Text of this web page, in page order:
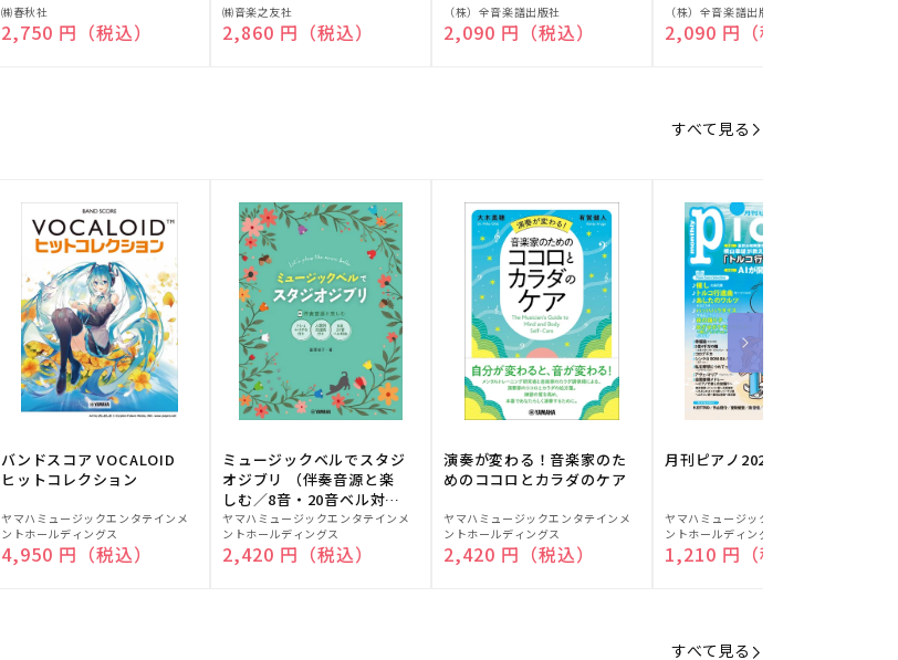
販
売
㈱春秋社
通常価格
2,750 円（税込）
販
売
㈱音楽之友社
通常価格
2,860 円（税込）
販
売
（株）全音楽譜出版社
通常価格
2,090 円（税込）
販
売
（株）全音楽譜出版社
通常価格
2,090 円（税込）
すべて見る
バンドスコア VOCALOID
ヒットコレクション
販
売
元:
ヤマハミュージックエンタテインメ
ントホールディングス
通常価格
4,950 円（税込）
ミュージックベルでスタジ
オジブリ （伴奏音源と楽
しむ／8音・20音ベル対応
／ドレミふりがな付）
販
売
元:
ヤマハミュージックエンタテインメ
ントホールディングス
通常価格
2,420 円（税込）
演奏が変わる！音楽家のた
めのココロとカラダのケア
販
売
元:
ヤマハミュージックエンタテインメ
ントホールディングス
通常価格
2,420 円（税込）
月刊ピアノ2026年8月号
販
売
元:
ヤマハミュージックエンタテインメ
ントホールディングス
通常価格
1,210 円（税込）
すべて見る